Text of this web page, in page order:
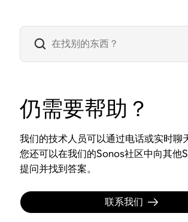
仍需要帮助？
我们的技术人员可以通过电话或实时聊
您还可以在我们的Sonos社区中向其他
提问并找到答案。
联系我们